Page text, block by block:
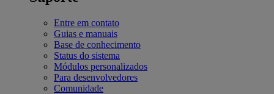
Entre em contato
Guias e manuais
Base de conhecimento
Status do sistema
Módulos personalizados
Para desenvolvedores
Comunidade